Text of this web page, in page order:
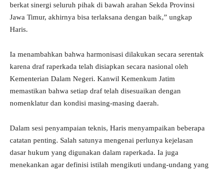
berkat sinergi seluruh pihak di bawah arahan Sekda Provinsi
Jawa Timur, akhirnya bisa terlaksana dengan baik,” ungkap
Haris.
Ia menambahkan bahwa harmonisasi dilakukan secara serentak
karena draf raperkada telah disiapkan secara nasional oleh
Kementerian Dalam Negeri. Kanwil Kemenkum Jatim
memastikan bahwa setiap draf telah disesuaikan dengan
nomenklatur dan kondisi masing-masing daerah.
Dalam sesi penyampaian teknis, Haris menyampaikan beberapa
catatan penting. Salah satunya mengenai perlunya kejelasan
dasar hukum yang digunakan dalam raperkada. Ia juga
menekankan agar definisi istilah mengikuti undang-undang yang